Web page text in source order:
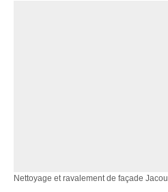
Nettoyage et ravalement de façade Jacou